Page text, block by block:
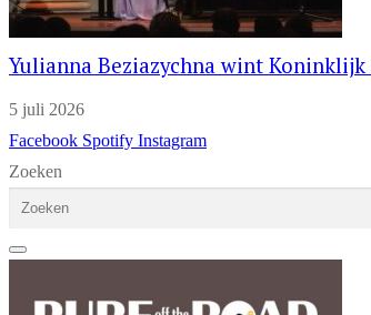
Yulianna Beziazychna wint Koninklijk
5 juli 2026
Facebook Spotify Instagram
Zoeken